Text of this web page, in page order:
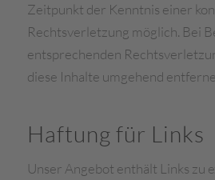
Zeitpunkt der Kenntnis einer
Rechtsverletzung möglich. Bei
entsprechenden
diese Inhalte umgehend
Haftung für Links
Unser Angebot enthält Links zu